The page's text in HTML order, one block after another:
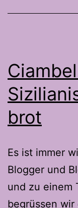
brot
Es ist immer
Blogger und
und zu einem
begrüssen wir